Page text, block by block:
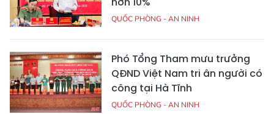
QUỐC PHÒNG - AN NINH
Phó Tổng Tham mưu trưởng
QĐND Việt Nam tri ân người có
công tại Hà Tĩnh
QUỐC PHÒNG - AN NINH